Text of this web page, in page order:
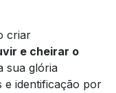
criar
e cheirar o
sua glória
e identificação por